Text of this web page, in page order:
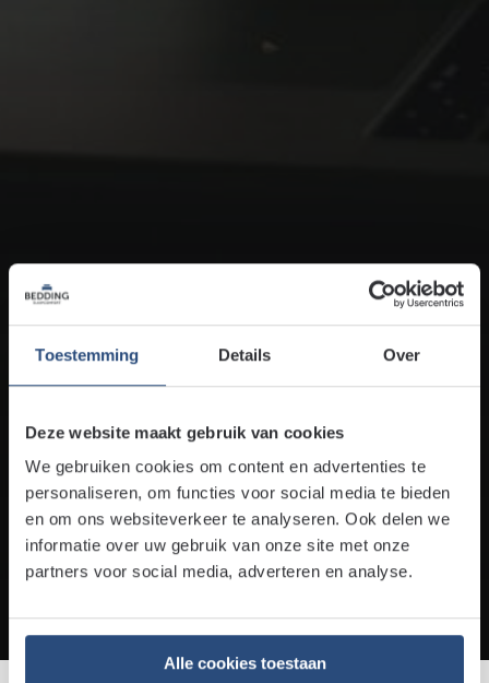
Toestemming Details Over
Deze website maakt gebruik van cookies
We gebruiken cookies om content en advertenties te
personaliseren, om functies voor social media te bieden
en om ons websiteverkeer te analyseren. Ook delen we
informatie over uw gebruik van onze site met onze
partners voor social media, adverteren en analyse.
Alle cookies toestaan
Schermtijd voor het
slapengaan: drie
fabels en feiten
21 augustus 20235 minuten leestijd
Door:Sjoerd